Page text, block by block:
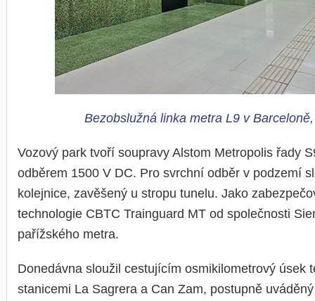
Bezobslužná linka metra L9 v
Vozový park tvoří soupravy Alstom Metropolis řady
odběrem 1500 V DC. Pro svrchní odběr v podzemí
kolejnice, zavěšený u stropu tunelu. Jako
technologie CBTC Trainguard MT od společnosti
pařížského metra.
Donedávna sloužil cestujícím osmikilometrový úsek
stanicemi La Sagrera a Can Zam, postupně